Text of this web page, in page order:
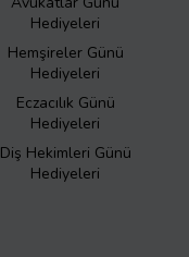
Hediyeleri
Hemşireler Günü
Hediyeleri
Eczacılık Günü
Hediyeleri
Diş Hekimleri Günü
Hediyeleri